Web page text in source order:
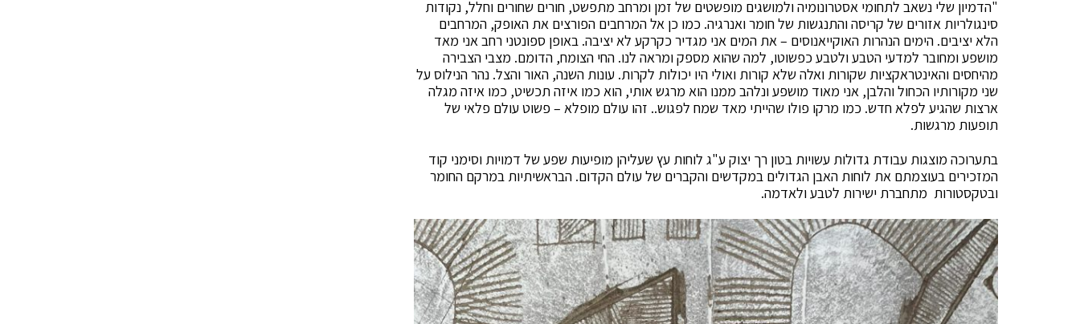
"הדמיון שלי נשאב לתחומי אסטרונומיה ולמושגים מופשטים של זמן ומרחב מתפשט, חורים שחורים וחלל, נקודות
סינגולריות אזורים של קריסה והתנגשות של חומר ואנרגיה. כמו כן אל המרחבים הפורצים את האופק, המרחבים
הלא יציבים. הימים הנהרות האוקייאנוסים – את המים אני מגדיר כקרקע לא יציבה. באופן ספונטני רחב אני מאד
מושפע ומחובר למדעי הטבע ולטבע כפשוטו, למה שהוא מספק ומראה לנו. החי הצומח, הדומם. מצבי הצבירה
מהיחסים והאינטראקציות שקורות ואלה שלא קורות ואולי היו יכולות לקרות. עונות השנה, האור והצל. נהר הנילוס על
שני מקורותיו הכחול והלבן, אני מאוד מושפע ונלהב ממנו הוא מרגש אותי, הוא כמו איזה תכשיט, כמו איזה מגלה
ארצות שהגיע לפלא חדש. כמו מרקו פולו שהייתי מאד שמח לפגוש.. זהו עולם מופלא – פשוט עולם פלאי של
תופעות מרגשות.
בתערוכה מוצגות עבודת גדולות עשויות בטון רך יצוק ע"ג לוחות עץ שעליהן מופיעות שפע של דמויות וסימני קוד
המזכירים בעוצמתם את לוחות האבן הגדולים במקדשים והקברים של עולם הקדום. הבראשיתיות במרקם החומר
ובטקסטורות מתחברת ישירות לטבע ולאדמה.